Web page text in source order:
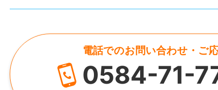
電話でのお問い合わせ・ご
0584-71-